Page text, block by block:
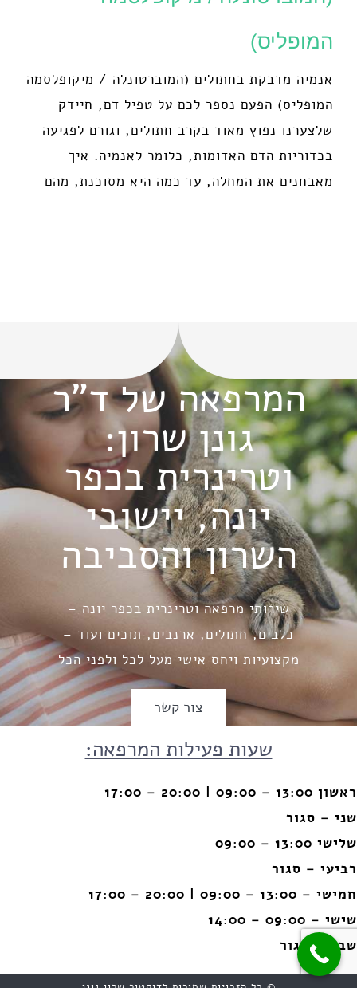
המופליס)
אנמיה מדבקת בחתולים (המוברטונלה / מיקופלסמה
המופליס) הפעם נספר לכם על טפיל דם, חיידק
שלצערנו נפוץ מאוד בקרב חתולים, וגורם לפגיעה
בכדוריות הדם האדומות, כלומר לאנמיה. איך
מאבחנים את המחלה, עד כמה היא מסוכנת, מהם
המרפאה של ד"ר
גונן שרון:
וטרינרית בכפר
יונה, יישובי
השרון והסביבה
שירותי מרפאה וטרינרית בכפר יונה –
כלבים, חתולים, ארנבים, תוכים ועוד –
מקצועיות ויחס אישי מעל לכל ולפני הכל
צור קשר
שעות פעילות המרפאה:
ראשון 13:00 – 09:00 | 20:00 – 17:00
שני – סגור
שלישי 13:00 – 09:00
רביעי – סגור
חמישי – 13:00 – 09:00 | 20:00 – 17:00
שישי – 09:00 – 14:00
שבת – סגור